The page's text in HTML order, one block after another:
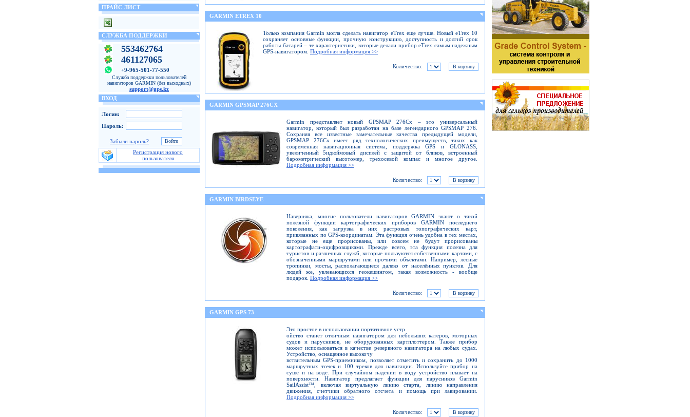
ПРАЙС ЛИСТ
СЛУЖБА ПОДДЕРЖКИ
553462764
461127065
+9-965-501-77-550
Служба поддержки пользователей
навигаторов GARMIN (без выходных)
support@gps.kz
ВХОД
Логин:
Пароль:
Забыли пароль?
Регистрация нового
пользователя
GARMIN ETREX 10
Только компания Garmin могла сделать навигатор eTrex еще лучше. Новый eTrex 10
сохраняет основные функции, прочную конструкцию, доступность и долгий срок
работы батарей – те характеристики, которые делали прибор eTrex самым надежным
GPS-навигатором. Подробная информация >>
Количество:
GARMIN GPSMAP 276CX
Garmin представляет новый GPSMAP 276Cx – это универсальный
навигатор, который был разработан на базе легендарного GPSMAP 276.
Сохраняя все известные замечательные качества предыдущей модели,
GPSMAP 276Cx имеет ряд технологических преимуществ, таких как
современная навигационная система, поддержка GPS и GLONASS,
увеличенный 5идюймовый дисплей с защитой от бликов, встроенный
барометрический высотомер, трехосевой компас и многое другое.
Подробная информация >>
Количество:
GARMIN BIRDSEYE
Наверняка, многие пользователи навигаторов GARMIN знают о такой
полезной функции картографических приборов GARMIN последнего
поколения, как загрузка в них растровых топографических карт,
привязанных по GPS-координатам. Эта функция очень удобна в тех местах,
которые не еще прорисованы, или совсем не будут прорисованы
картографати-оцифровщиками. Прежде всего, эта функция полезна для
туристов и различных служб, которые пользуются собственными картами, с
обозначенными маршрутами или прочими объектами. Например, лесные
тропинки, мосты, располагающиеся далеко от населённых пунктов. Для
людей же, увлекающихся геокешингом, такая возможность - вообще
подарок. Подробная информация >>
Количество:
GARMIN GPS 73
Это простое в использовании портативное устр
ойство станет отличным навигатором для небольших катеров, моторных
судов и парусников, не оборудованных картплоттером. Также прибор
может использоваться в качестве резервного навигатора на любых судах.
Устройство, оснащенное высокочу
вствительным GPS-приемником, позволяет отметить и сохранить до 1000
маршрутных точек и 100 треков для навигации. Используйте прибор на
суше и на воде. При случайном падении в воду устройство плавает на
поверхности. Навигатор предлагает функции для парусников Garmin
SailAssist™, включая виртуальную линию старта, линию направления
движения, счетчики обратного отсчета и помощь при лавировании.
Подробная информация >>
Количество: